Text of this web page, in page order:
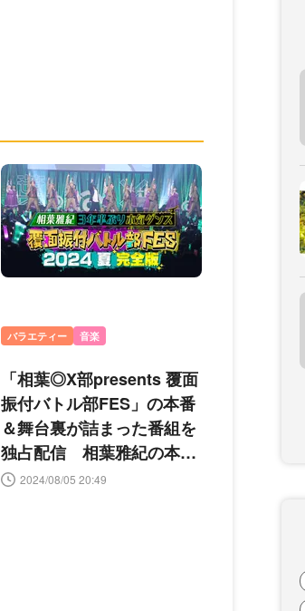
バラエティー 音楽
「相葉◎X部presents 覆面
振付バトル部FES」の本番
＆舞台裏が詰まった番組を
独占配信 相葉雅紀の本気
ダンス＆歌披露も
2024/08/05 20:49